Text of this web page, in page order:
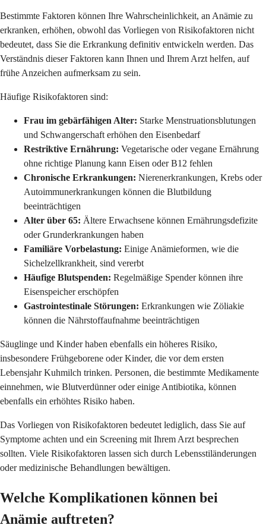
Bestimmte Faktoren können Ihre Wahrscheinlichkeit, an Anämie zu
erkranken, erhöhen, obwohl das Vorliegen von Risikofaktoren nicht
bedeutet, dass Sie die Erkrankung definitiv entwickeln werden. Das
Verständnis dieser Faktoren kann Ihnen und Ihrem Arzt helfen, auf
frühe Anzeichen aufmerksam zu sein.
Häufige Risikofaktoren sind:
Frau im gebärfähigen Alter: Starke Menstruationsblutungen
und Schwangerschaft erhöhen den Eisenbedarf
Restriktive Ernährung: Vegetarische oder vegane Ernährung
ohne richtige Planung kann Eisen oder B12 fehlen
Chronische Erkrankungen: Nierenerkrankungen, Krebs oder
Autoimmunerkrankungen können die Blutbildung
beeinträchtigen
Alter über 65: Ältere Erwachsene können Ernährungsdefizite
oder Grunderkrankungen haben
Familiäre Vorbelastung: Einige Anämieformen, wie die
Sichelzellkrankheit, sind vererbt
Häufige Blutspenden: Regelmäßige Spender können ihre
Eisenspeicher erschöpfen
Gastrointestinale Störungen: Erkrankungen wie Zöliakie
können die Nährstoffaufnahme beeinträchtigen
Säuglinge und Kinder haben ebenfalls ein höheres Risiko,
insbesondere Frühgeborene oder Kinder, die vor dem ersten
Lebensjahr Kuhmilch trinken. Personen, die bestimmte Medikamente
einnehmen, wie Blutverdünner oder einige Antibiotika, können
ebenfalls ein erhöhtes Risiko haben.
Das Vorliegen von Risikofaktoren bedeutet lediglich, dass Sie auf
Symptome achten und ein Screening mit Ihrem Arzt besprechen
sollten. Viele Risikofaktoren lassen sich durch Lebensstiländerungen
oder medizinische Behandlungen bewältigen.
Welche Komplikationen können bei
Anämie auftreten?